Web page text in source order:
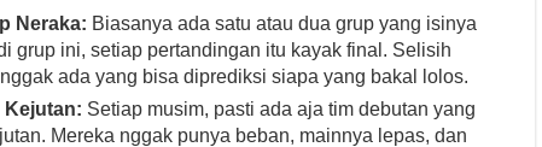
Neraka: Biasanya ada satu atau dua grup yang isinya
grup ini, setiap pertandingan itu kayak final. Selisih
ada yang bisa diprediksi siapa yang bakal lolos.
Kejutan: Setiap musim, pasti ada aja tim debutan yang
Mereka nggak punya beban, mainnya lepas, dan